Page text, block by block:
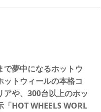
で夢中になるホットウ
ットウィールの本格コ
アや、300台以上のホッ
「HOT WHEELS WORL